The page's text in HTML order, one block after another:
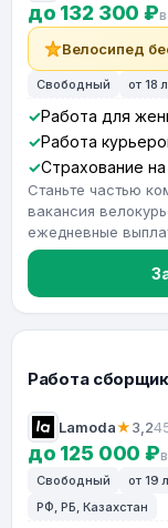
до 132 300 ₽
Велосипед
Свободный от 18
Работа для
Работа
Страхование
Станьте частью
вакансия
ежедневные
Работа
Lamoda★3,2
до 125 000 ₽
Свободный от 19
РФ, РБ, Казахстан